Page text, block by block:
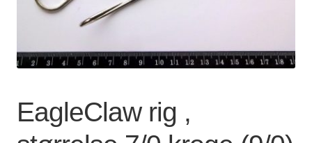
Glemt adgangskode
EagleClaw rig ,